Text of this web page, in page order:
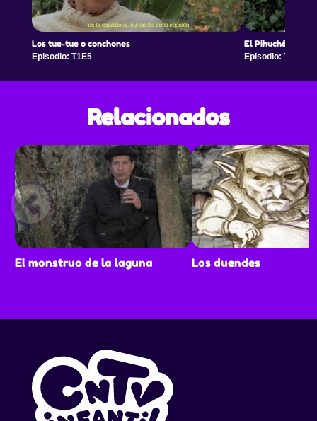
Los tue-tue o conchones
Episodio: T1E5
El Pihuchén
Episodio: T1E6
Relacionados
El monstruo de la laguna Los duendes